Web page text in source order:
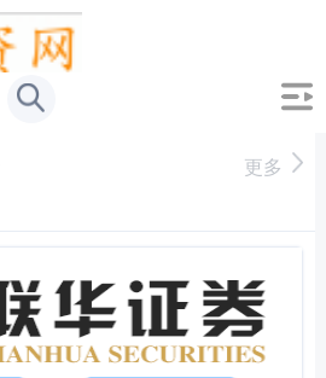
更多